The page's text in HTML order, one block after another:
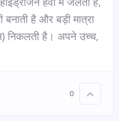
है और बड़ी मात्रा
निकलती है। अपने उच्च,
0